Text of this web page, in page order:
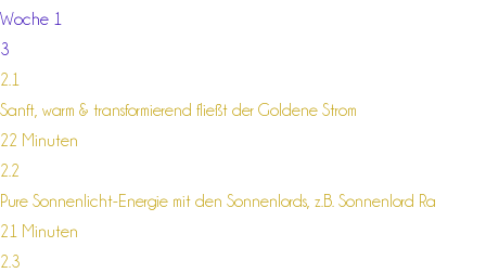
Woche 1
3
2.1
Sanft, warm & transformierend fließt der Goldene Strom
22 Minuten
2.2
Pure Sonnenlicht-Energie mit den Sonnenlords, z.B. Sonnenlord Ra
21 Minuten
2.3